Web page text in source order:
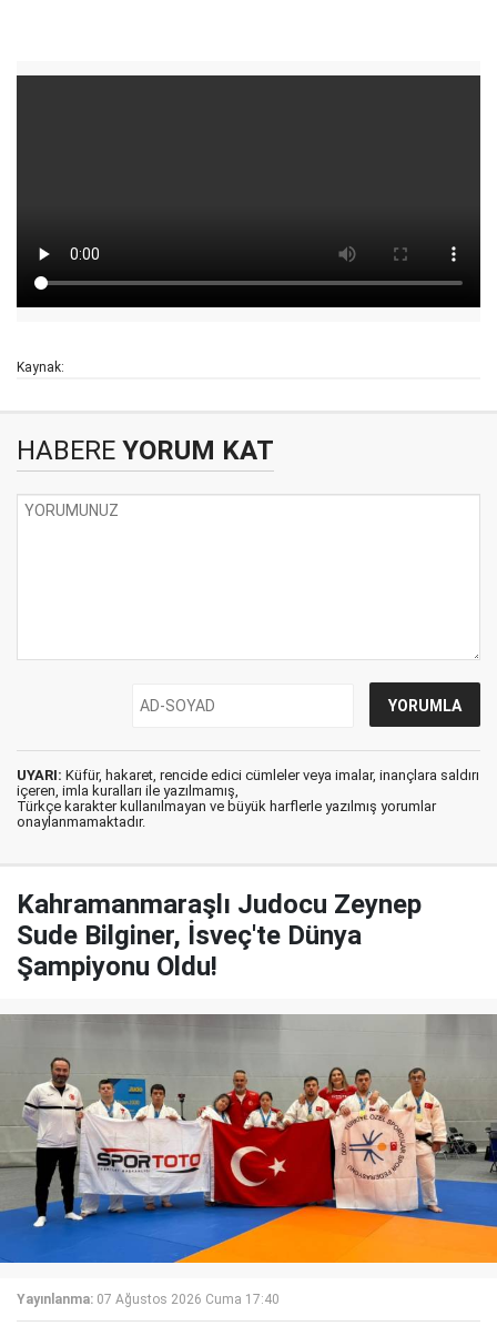
Kaynak:
HABERE YORUM KAT
UYARI: Küfür, hakaret, rencide edici cümleler veya imalar, inançlara saldırı
içeren, imla kuralları ile yazılmamış,
Türkçe karakter kullanılmayan ve büyük harflerle yazılmış yorumlar
onaylanmamaktadır.
Kahramanmaraşlı Judocu Zeynep
Sude Bilginer, İsveç'te Dünya
Şampiyonu Oldu!
Yayınlanma: 07 Ağustos 2026 Cuma 17:40